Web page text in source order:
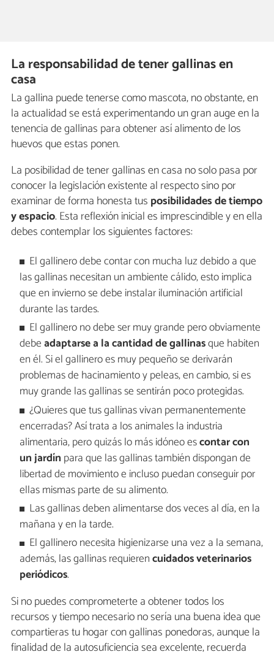
La responsabilidad de tener gallinas en
casa
La gallina puede tenerse como mascota, no obstante, en
la actualidad se está experimentando un gran auge en la
tenencia de gallinas para obtener así alimento de los
huevos que estas ponen.
La posibilidad de tener gallinas en casa no solo pasa por
conocer la legislación existente al respecto sino por
examinar de forma honesta tus posibilidades de tiempo
y espacio. Esta reflexión inicial es imprescindible y en ella
debes contemplar los siguientes factores:
El gallinero debe contar con mucha luz debido a que
las gallinas necesitan un ambiente cálido, esto implica
que en invierno se debe instalar iluminación artificial
durante las tardes.
El gallinero no debe ser muy grande pero obviamente
debeadaptarse a la cantidad de gallinasque habiten
en él. Si el gallinero es muy pequeño se derivarán
problemas de hacinamiento y peleas, en cambio, si es
muy grande las gallinas se sentirán poco protegidas.
¿Quieres que tus gallinas vivan permanentemente
encerradas? Así trata a los animales la industria
alimentaria, pero quizás lo más idóneo escontar con
un jardín para que las gallinas también dispongan de
libertad de movimiento e incluso puedan conseguir por
ellas mismas parte de su alimento.
Las gallinas deben alimentarse dos veces al día, en la
mañana y en la tarde.
El gallinero necesita higienizarse una vez a la semana,
además, las gallinas requierencuidados veterinarios
periódicos.
Si no puedes comprometerte a obtener todos los
recursos y tiempo necesario no sería una buena idea que
compartieras tu hogar con gallinas ponedoras, aunque la
finalidad de la autosuficiencia sea excelente, recuerda